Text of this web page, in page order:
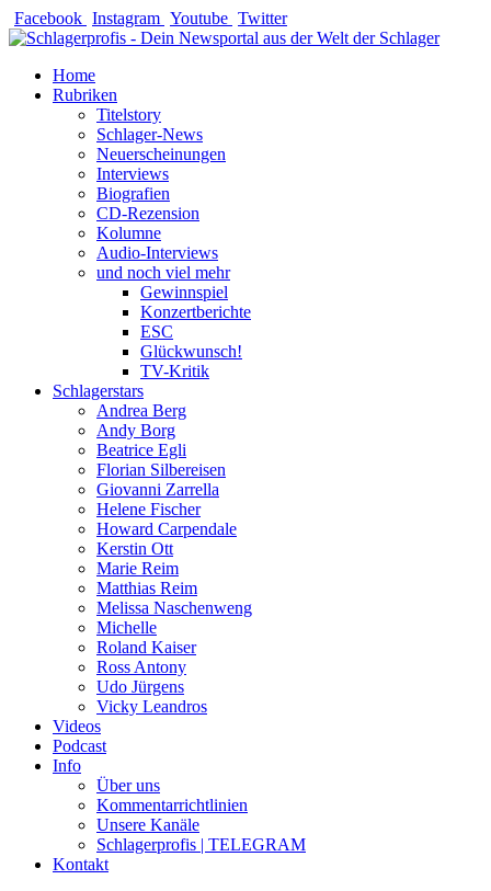
Zum
Inhalt
Facebook Instagram Youtube Twitter
Home
Rubriken
Titelstory
Schlager-News
Neuerscheinungen
Interviews
Biografien
CD-Rezension
Kolumne
Audio-Interviews
und noch viel mehr
Gewinnspiel
Konzertberichte
ESC
Glückwunsch!
TV-Kritik
Schlagerstars
Andrea Berg
Andy Borg
Beatrice Egli
Florian Silbereisen
Giovanni Zarrella
Helene Fischer
Howard Carpendale
Kerstin Ott
Marie Reim
Matthias Reim
Melissa Naschenweng
Michelle
Roland Kaiser
Ross Antony
Udo Jürgens
Vicky Leandros
Videos
Podcast
Info
Über uns
Kommentarrichtlinien
Unsere Kanäle
Schlagerprofis | TELEGRAM
Kontakt